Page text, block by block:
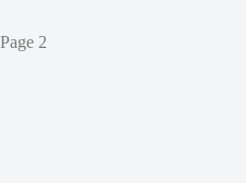
Page 2